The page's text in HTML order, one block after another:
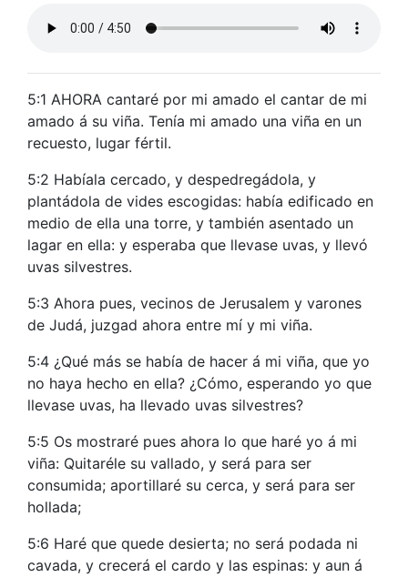
5:1 AHORA cantaré por mi amado el cantar de mi
amado á su viña. Tenía mi amado una viña en un
recuesto, lugar fértil.
5:2 Habíala cercado, y despedregádola, y
plantádola de vides escogidas: había edificado en
medio de ella una torre, y también asentado un
lagar en ella: y esperaba que llevase uvas, y llevó
uvas silvestres.
5:3 Ahora pues, vecinos de Jerusalem y varones
de Judá, juzgad ahora entre mí y mi viña.
5:4 ¿Qué más se había de hacer á mi viña, que yo
no haya hecho en ella? ¿Cómo, esperando yo que
llevase uvas, ha llevado uvas silvestres?
5:5 Os mostraré pues ahora lo que haré yo á mi
viña: Quitaréle su vallado, y será para ser
consumida; aportillaré su cerca, y será para ser
hollada;
5:6 Haré que quede desierta; no será podada ni
cavada, y crecerá el cardo y las espinas: y aun á